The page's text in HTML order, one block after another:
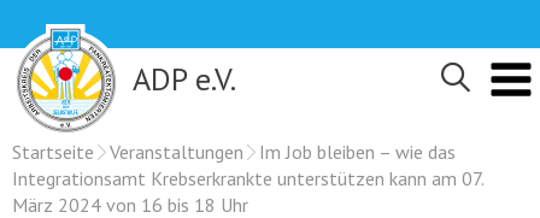
content
ADP e.V.
Startseite Veranstaltungen
Im Job bleiben – wie das
Integrationsamt Krebserkrankte unterstützen kann am 07.
März 2024 von 16 bis 18 Uhr